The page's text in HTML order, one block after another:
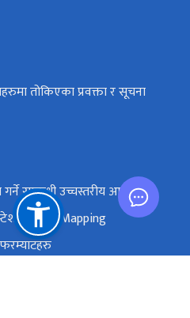
तोकिएका प्रवक्ता र सूचना
सम्बन्धी उच्चस्तरीय आयोग
GIS Mapping